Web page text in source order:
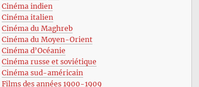
Cinéma indien
Cinéma italien
Cinéma du Maghreb
Cinéma du Moyen-Orient
Cinéma d’Océanie
Cinéma russe et soviétique
Cinéma sud-américain
Films des années 1900-1909